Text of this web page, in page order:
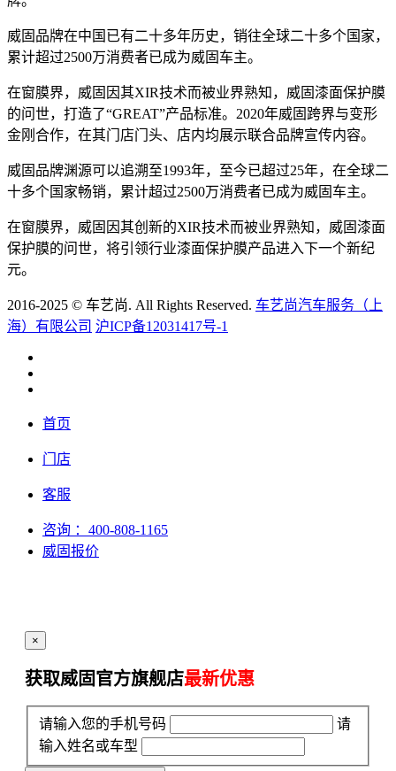
威固品牌在中国已有二十多年历史，销往全球二十多个国家，
累计超过2500万消费者已成为威固车主。
在窗膜界，威固因其XIR技术而被业界熟知，威固漆面保护膜
的问世，打造了“GREAT”产品标准。2020年威固跨界与变形
金刚合作，在其门店门头、店内均展示联合品牌宣传内容。
威固品牌渊源可以追溯至1993年，至今已超过25年，在全球二
十多个国家畅销，累计超过2500万消费者已成为威固车主。
在窗膜界，威固因其创新的XIR技术而被业界熟知，威固漆面
保护膜的问世，将引领行业漆面保护膜产品进入下一个新纪
元。
2016-2025 © 车艺尚. All Rights Reserved. 车艺尚汽车服务（上
海）有限公司 沪ICP备12031417号-1
首页
门店
客服
咨询 ：400-808-1165
威固报价
×
获取威固官方旗舰店最新优惠
请输入您的手机号码
请
输入姓名或车型